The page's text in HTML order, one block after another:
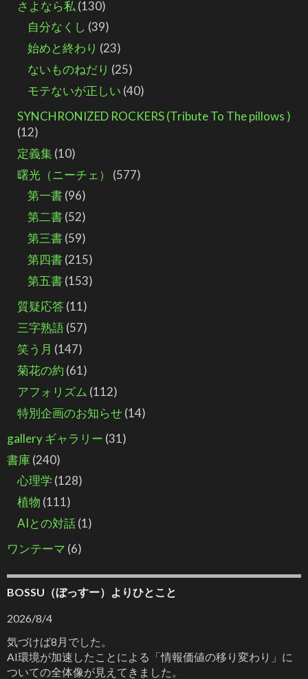
さよなら私 (130)
自分なくし (39)
始めと終わり (23)
ないものねだり (25)
モテないが正しい (40)
SYNCHRONIZED ROCKERS (Tribute To The pillows )
(12)
定義集(10)
曙光（ニーチェ）
(577)
第一書(96)
第二書(52)
第三書(59)
第四書(215)
第五書(153)
質疑応答(11)
三字熟語(57)
笑う月 (147)
菊花の約 (61)
アフォリズム (112)
特別企画のお知らせ(14)
gallery ギャラリー (31)
書庫(240)
心理学 (128)
植物 (111)
AIとの対話(1)
ワンテーマ (6)
BOSSU（ぼっすー）よりひとこと
2026/8/4
気づけば8月でした。
AI環境が加速したことによる「情報価値の移り変わり」に
ついての全体像が見えてきました。